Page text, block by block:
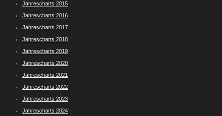
Jahrescharts 2015
Jahrescharts 2016
Jahrescharts 2017
Jahrescharts 2018
Jahrescharts 2019
Jahrescharts 2020
Jahrescharts 2021
Jahrescharts 2022
Jahrescharts 2023
Jahrescharts 2024